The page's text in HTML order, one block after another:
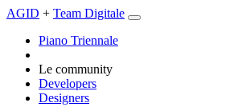
AGID + Team Digitale
Piano Triennale
Le community
Developers
Designers